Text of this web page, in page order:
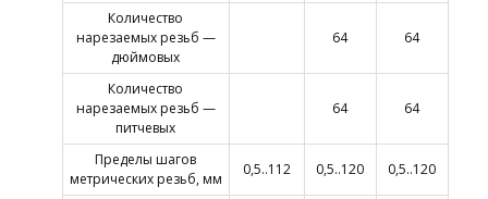
Количество
нарезаемых резьб —
дюймовых
64 64
Количество
нарезаемых резьб —
питчевых
64 64
Пределы шагов
метрических резьб, мм
0,5..112 0,5..120 0,5..120